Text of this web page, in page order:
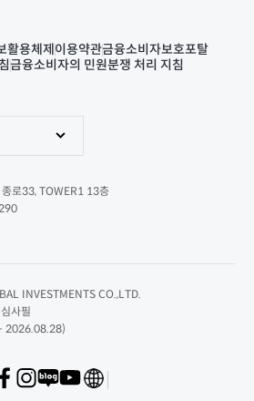
활용체제 이용약관금융소비자보호포탈
금융소비자의 민원분쟁 처리 지침
로33, TOWER1 13층
INVESTMENTS CO.,LTD.
사필
2026.08.28)